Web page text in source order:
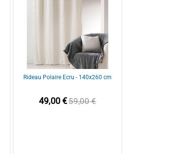
Rideau Polaire Ecru - 140x260 cm
49,00 €59,00 €